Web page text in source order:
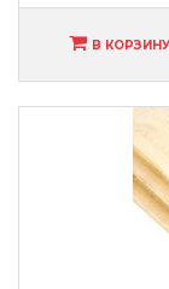
В КОРЗИНУ